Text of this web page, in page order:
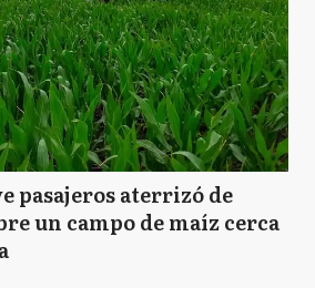
pasajeros aterrizó de
un campo de maíz cerca